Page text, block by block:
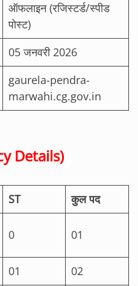
ऑफलाइन (रजिस्टर्ड/स्पीड
पोस्ट)
05 जनवरी 2026
gaurela-pendra-
marwahi.cg.gov.in
Details)
ST
कुल पद
0 01
01 02